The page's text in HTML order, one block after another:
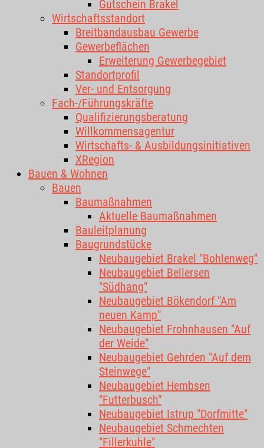
Gutschein Brakel
Wirtschaftsstandort
Breitbandausbau Gewerbe
Gewerbeflächen
Erweiterung Gewerbegebiet
Standortprofil
Ver- und Entsorgung
Fach-/Führungskräfte
Qualifizierungsberatung
Willkommensagentur
Wirtschafts- & Ausbildungsinitiativen
XRegion
Bauen & Wohnen
Bauen
Baumaßnahmen
Aktuelle Baumaßnahmen
Bauleitplanung
Baugrundstücke
Neubaugebiet Brakel "Bohlenweg"
Neubaugebiet Bellersen
"Südhang"
Neubaugebiet Bökendorf "Am
neuen Kamp"
Neubaugebiet Frohnhausen "Auf
der Weide"
Neubaugebiet Gehrden "Auf dem
Steinwege"
Neubaugebiet Hembsen
"Futterbusch"
Neubaugebiet Istrup "Dorfmitte"
Neubaugebiet Schmechten
"Fillerkuhle"